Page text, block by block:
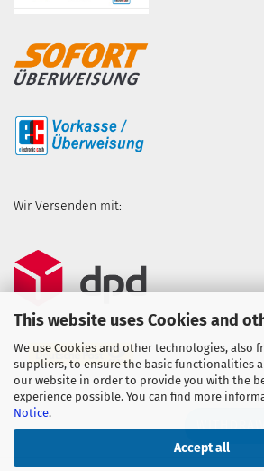
This website uses Cookies and
We use Cookies and other technologies, also
suppliers, to ensure the basic functionalities
our website in order to provide you with the
experience possible. You can find more
Notice.
Accept all
Wir Versenden mit: